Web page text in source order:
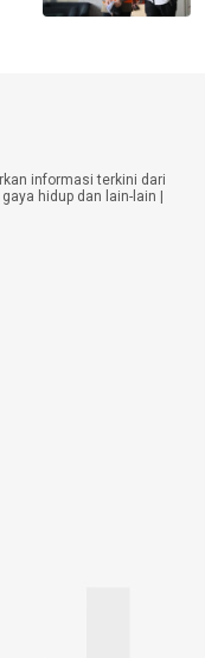
informasi terkini dari
hidup dan lain-lain |